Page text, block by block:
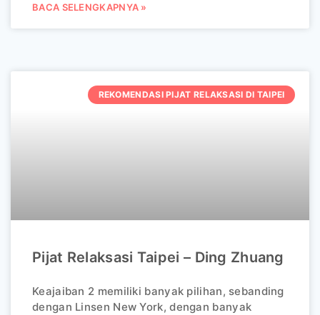
BACA SELENGKAPNYA »
REKOMENDASI PIJAT RELAKSASI DI TAIPEI
Pijat Relaksasi Taipei – Ding Zhuang
Keajaiban 2 memiliki banyak pilihan, sebanding
dengan Linsen New York, dengan banyak